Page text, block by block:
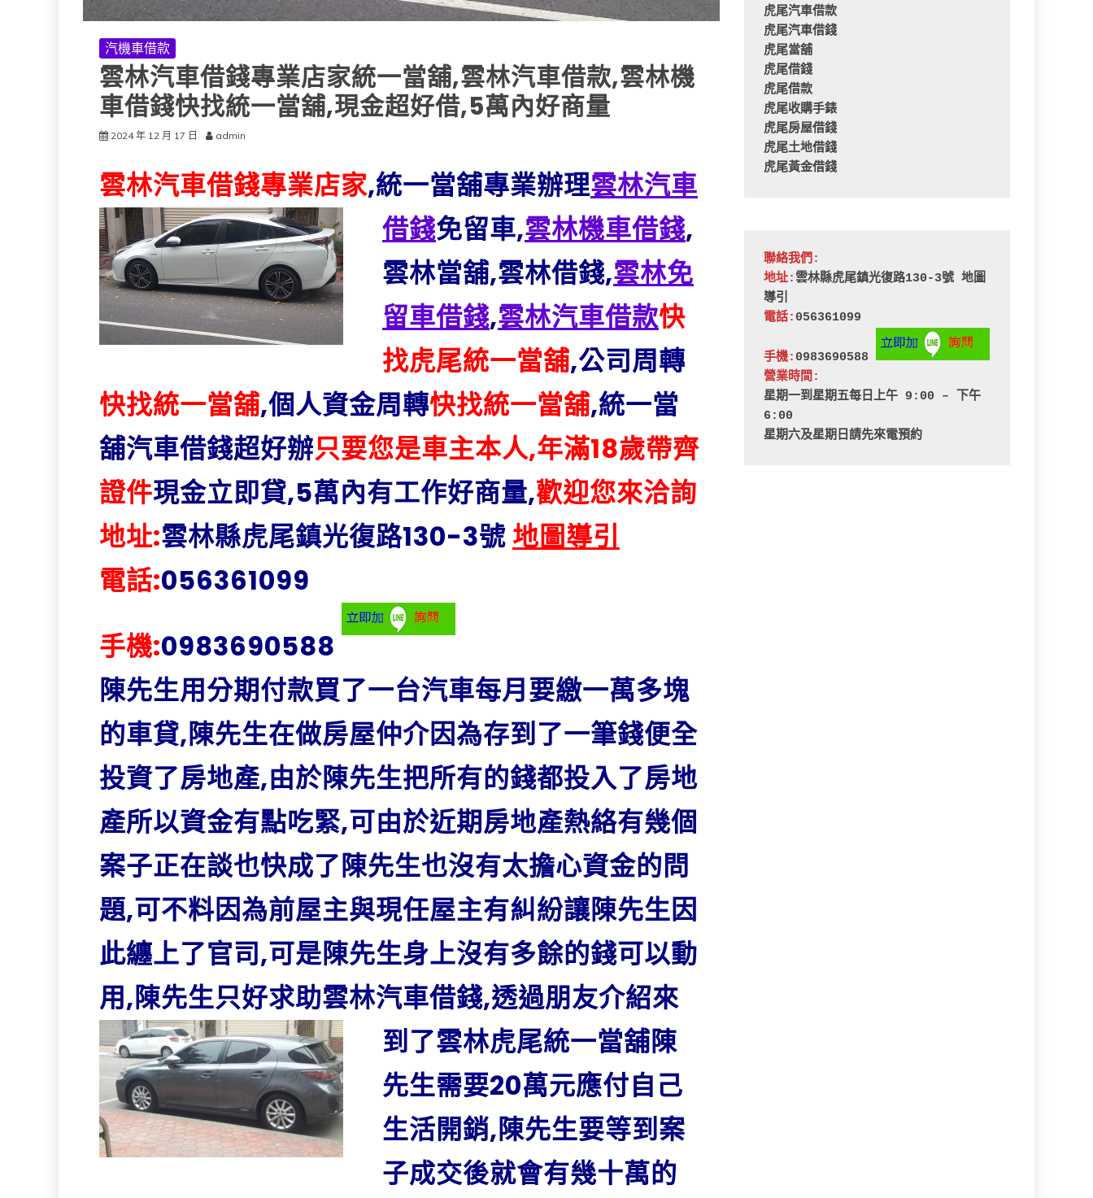
汽機車借款
雲林汽車借錢專業店家統一當舖,雲林汽車借款,雲林機
車借錢快找統一當舖,現金超好借,5萬內好商量
2024 年 12 月 17 日 admin
雲林汽車借錢專業店家,統一當舖專業辦理雲林汽車
借錢免留車,雲林機車借錢,
雲林當舖,雲林借錢,雲林免
留車借錢,雲林汽車借款快
找虎尾統一當舖,公司周轉
快找統一當舖,個人資金周轉快找統一當舖,統一當
舖汽車借錢超好辦只要您是車主本人,年滿18歲帶齊
證件現金立即貸,5萬內有工作好商量,歡迎您來洽詢
地址:雲林縣虎尾鎮光復路130-3號 地圖導引
電話:056361099
手機:0983690588
陳先生用分期付款買了一台汽車每月要繳一萬多塊
的車貸,陳先生在做房屋仲介因為存到了一筆錢便全
投資了房地產,由於陳先生把所有的錢都投入了房地
產所以資金有點吃緊,可由於近期房地產熱絡有幾個
案子正在談也快成了陳先生也沒有太擔心資金的問
題,可不料因為前屋主與現任屋主有糾紛讓陳先生因
此纏上了官司,可是陳先生身上沒有多餘的錢可以動
用,陳先生只好求助雲林汽車借錢,透過朋友介紹來
到了雲林虎尾統一當舖陳
先生需要20萬元應付自己
生活開銷,陳先生要等到案
子成交後就會有幾十萬的
虎尾汽車借款
虎尾汽車借錢
虎尾當舖
虎尾借錢
虎尾借款
虎尾收購手錶
虎尾房屋借錢
虎尾土地借錢
虎尾黃金借錢
聯絡我們:
地址:雲林縣虎尾鎮光復路130-3號 地圖
導引
電話: 056361099
手機: 0983690588
營業時間:
星期一到星期五每日上午 9:00 – 下午
6:00
星期六及星期日請先來電預約